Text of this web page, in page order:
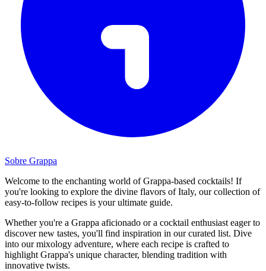
Sobre Grappa
Welcome to the enchanting world of Grappa-based cocktails! If
you're looking to explore the divine flavors of Italy, our collection of
easy-to-follow recipes is your ultimate guide.
Whether you're a Grappa aficionado or a cocktail enthusiast eager to
discover new tastes, you'll find inspiration in our curated list. Dive
into our mixology adventure, where each recipe is crafted to
highlight Grappa's unique character, blending tradition with
innovative twists.